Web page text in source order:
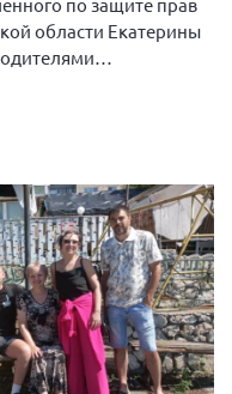
рассеянным
области Екатерины